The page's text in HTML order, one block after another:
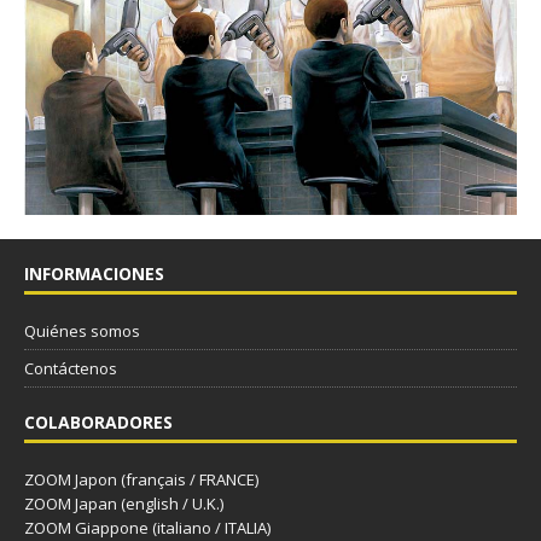
INFORMACIONES
Quiénes somos
Contáctenos
COLABORADORES
ZOOM Japon (français / FRANCE)
ZOOM Japan (english / U.K.)
ZOOM Giappone (italiano / ITALIA)